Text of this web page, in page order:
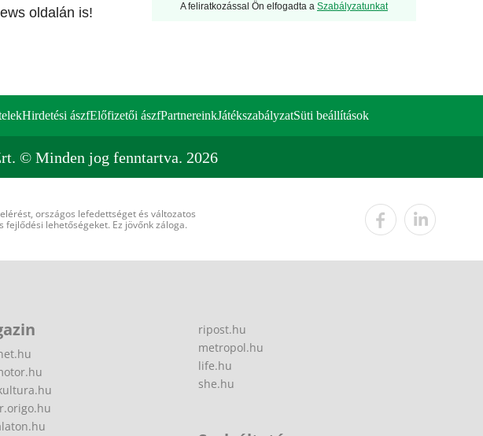
oldalán is! A feliratkozással Ön elfogadta a Szabályzatunkat
Hirdetési ászfElőfizetői ászfPartnereinkJátékszabályzatSüti beállítások
© Minden jog fenntartva. 2026
országos lefedettséget és változatos
lehetőségeket. Ez jövőnk záloga.
ripost.hu
metropol.hu
life.hu
she.hu